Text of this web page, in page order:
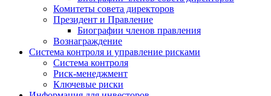
Комитеты совета директоров
Президент и Правление
Биографии членов правления
Вознаграждение
Система контроля и управление рисками
Система контроля
Риск-менеджмент
Ключевые риски